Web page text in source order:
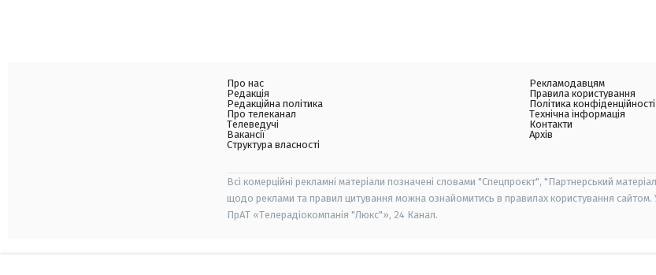
Про нас
Редакція
Редакційна політика
Про телеканал
Телеведучі
Вакансії
Структура власності
Рекламодавцям
Правила користування
Політика конфіденційності
Технічна інформація
Контакти
Архів
Всі комерційні рекламні матеріали позначені словами "Спецпроєкт", "Партнерський
щодо реклами та правил цитування можна ознайомитись в правилах користування сайтом.
ПрАТ «Телерадіокомпанія "Люкс"», 24 Канал.